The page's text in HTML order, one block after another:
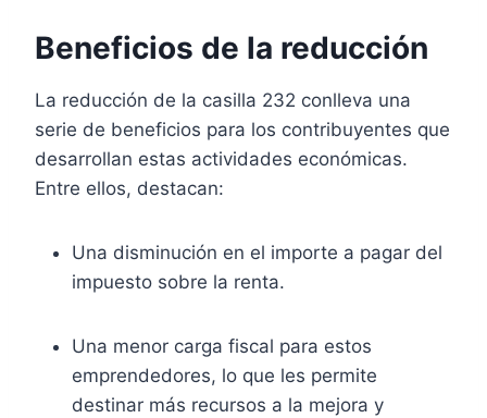
Beneficios de la reducción
La reducción de la casilla 232 conlleva una
serie de beneficios para los contribuyentes que
desarrollan estas actividades económicas.
Entre ellos, destacan:
Una disminución en el importe a pagar del
impuesto sobre la renta.
Una menor carga fiscal para estos
emprendedores, lo que les permite
destinar más recursos a la mejora y